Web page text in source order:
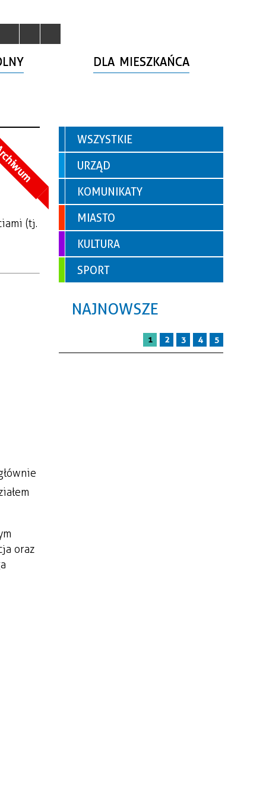
DLA MIESZKAŃCA
(tj.
oraz
WSZYSTKIE
URZĄD
KOMUNIKATY
MIASTO
KULTURA
SPORT
NAJNOWSZE
1 2 3 4 5